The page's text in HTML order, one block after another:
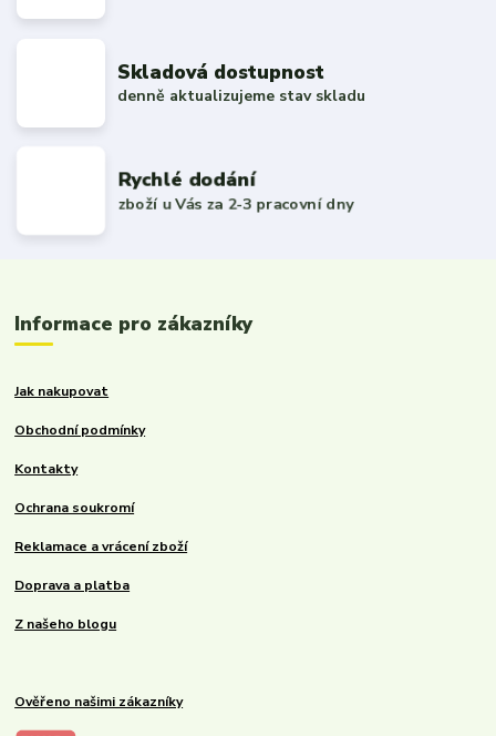
Skladová dostupnost
denně aktualizujeme stav skladu
Rychlé dodání
zboží u Vás za 2-3 pracovní dny
Informace pro zákazníky
Jak nakupovat
Obchodní podmínky
Kontakty
Ochrana soukromí
Reklamace a vrácení zboží
Doprava a platba
Z našeho blogu
Ověřeno našimi zákazníky